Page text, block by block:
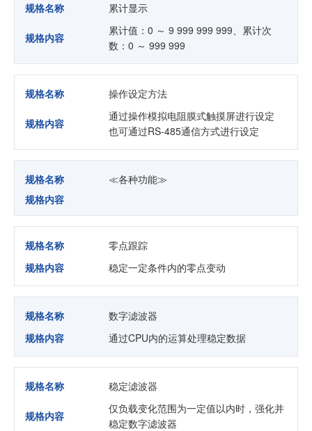
规格名称 累计显示
规格内容
累计值：0 ～ 9 999 999 999、累计次
数：0 ～ 999 999
规格名称 操作设定方法
规格内容
通过操作模拟电阻膜式触摸屏进行设定
也可通过RS-485通信方式进行设定
规格名称
≪各种功能≫
规格内容
规格名称
零点跟踪
规格内容
稳定一定条件内的零点变动
规格名称
数字滤波器
规格内容
通过CPU内的运算处理稳定数据
规格名称 稳定滤波器
规格内容
仅负载变化范围为一定值以内时，强化并
稳定数字滤波器